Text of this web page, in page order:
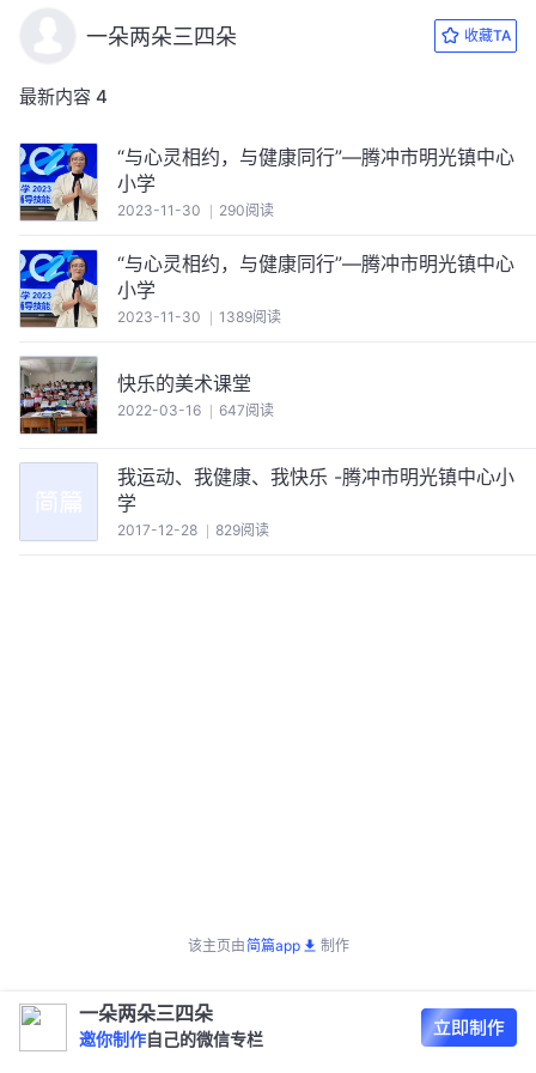
一朵两朵三四朵 收藏TA
最新内容 4
“与心灵相约，与健康同行”—腾冲市明光镇中心
小学
2023-11-30 290阅读
“与心灵相约，与健康同行”—腾冲市明光镇中心
小学
2023-11-30 1389阅读
快乐的美术课堂
2022-03-16 647阅读
我运动、我健康、我快乐 -腾冲市明光镇中心小
学
2017-12-28 829阅读
该主页由简篇app 制作
一朵两朵三四朵
邀你制作 自己的微信专栏